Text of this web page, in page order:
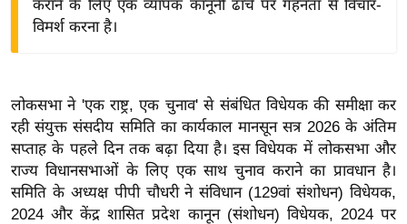
ष
ज्ञ
रा
य
ब
कराने के लिए एक व्यापक कानूनी ढांचे पर गहनता से विचार-
विमर्श करना है।
लोकसभा ने 'एक राष्ट्र, एक चुनाव' से संबंधित विधेयक की समीक्षा कर
रही संयुक्त संसदीय समिति का कार्यकाल मानसून सत्र 2026 के अंतिम
सप्ताह के पहले दिन तक बढ़ा दिया है। इस विधेयक में लोकसभा और
राज्य विधानसभाओं के लिए एक साथ चुनाव कराने का प्रावधान है।
समिति के अध्यक्ष पीपी चौधरी ने संविधान (129वां संशोधन) विधेयक,
2024 और केंद्र शासित प्रदेश कानून (संशोधन) विधेयक, 2024 पर